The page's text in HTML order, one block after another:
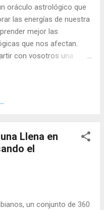
oráculo astrológico que
las energías de nuestra
mejor las
que nos afectan.
con vosotros una
carta que encarna la
y la fuerza de la
Llena en
el
un conjunto de 360